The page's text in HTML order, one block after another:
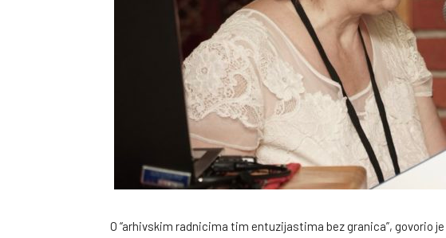
O “arhivskim radnicima tim entuzijastima bez granica”, govorio